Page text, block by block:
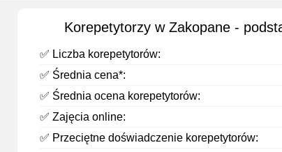
Korepetytorzy w Zakopane -
✅ Liczba korepetytorów:
✅ Średnia cena*:
✅ Średnia ocena korepetytorów:
✅ Zajęcia online:
✅ Przeciętne doświadczenie korepetytorów: